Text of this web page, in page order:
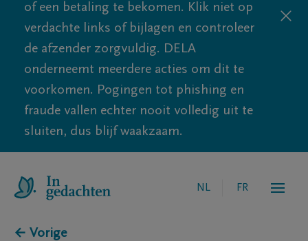
of een betaling te bekomen. Klik niet op
verdachte links of bijlagen en controleer
de afzender zorgvuldig. DELA
onderneemt meerdere acties om dit te
voorkomen. Pogingen tot phishing en
fraude vallen echter nooit volledig uit te
sluiten, dus blijf waakzaam.
NL FR
← Vorige